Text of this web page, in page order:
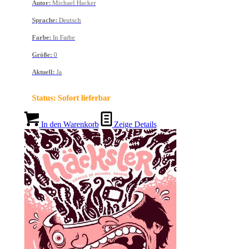
Autor: Michael Hacker
Sprache: Deutsch
Farbe: In Farbe
Größe: 0
Aktuell: Ja
Status: Sofort lieferbar
In den Warenkorb Zeige Details